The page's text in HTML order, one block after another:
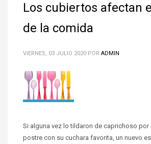
Los cubiertos afectan
de la comida
VIERNES, 03 JULIO 2020 POR ADMIN
Si alguna vez lo tildaron de caprichoso por
postre con su cuchara favorita, un nuevo